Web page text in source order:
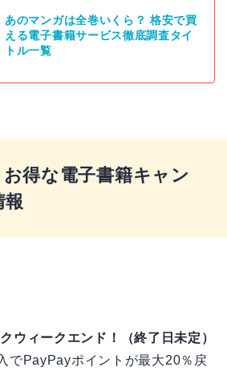
あのマンガは全巻いくら？ 格安で買
える電子書籍サービス徹底調査タイ
トル一覧
お得な電子書籍キャン
報
ウィークエンド！（終了日未定）
でPayPayポイントが最大20％戻